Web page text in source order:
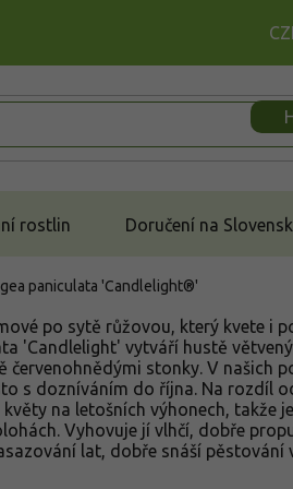
rostlin Doručení na
paniculata 'Candlelight®'
po sytě růžovou, který kvete i
'Candlelight' vytváří hustě
červenohnědými stonky. V našich
s dozníváním do října. Na rozdíl
na letošních výhonech, takže je
Vyhovuje jí vlhčí, dobře
lat, dobře snáší pěstování